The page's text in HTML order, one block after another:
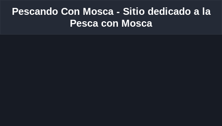
Pescando Con Mosca - Sitio dedicado a la
Pesca con Mosca